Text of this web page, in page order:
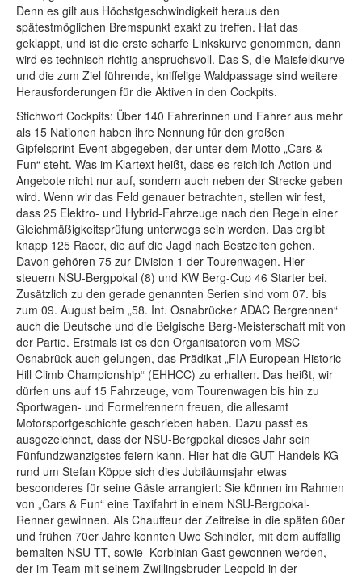
Denn es gilt aus Höchstgeschwindigkeit heraus den
spätestmöglichen Bremspunkt exakt zu treffen. Hat das
geklappt, und ist die erste scharfe Linkskurve genommen, dann
wird es technisch richtig anspruchsvoll. Das S, die Maisfeldkurve
und die zum Ziel führende, kniffelige Waldpassage sind weitere
Herausforderungen für die Aktiven in den Cockpits.
Stichwort Cockpits: Über 140 Fahrerinnen und Fahrer aus mehr
als 15 Nationen haben ihre Nennung für den großen
Gipfelsprint-Event abgegeben, der unter dem Motto „Cars &
Fun“ steht. Was im Klartext heißt, dass es reichlich Action und
Angebote nicht nur auf, sondern auch neben der Strecke geben
wird. Wenn wir das Feld genauer betrachten, stellen wir fest,
dass 25 Elektro- und Hybrid-Fahrzeuge nach den Regeln einer
Gleichmäßigkeitsprüfung unterwegs sein werden. Das ergibt
knapp 125 Racer, die auf die Jagd nach Bestzeiten gehen.
Davon gehören 75 zur Division 1 der Tourenwagen. Hier
steuern NSU-Bergpokal (8) und KW Berg-Cup 46 Starter bei.
Zusätzlich zu den gerade genannten Serien sind vom 07. bis
zum 09. August beim „58. Int. Osnabrücker ADAC Bergrennen“
auch die Deutsche und die Belgische Berg-Meisterschaft mit von
der Partie. Erstmals ist es den Organisatoren vom MSC
Osnabrück auch gelungen, das Prädikat „FIA European Historic
Hill Climb Championship“ (EHHCC) zu erhalten. Das heißt, wir
dürfen uns auf 15 Fahrzeuge, vom Tourenwagen bis hin zu
Sportwagen- und Formelrennern freuen, die allesamt
Motorsportgeschichte geschrieben haben. Dazu passt es
ausgezeichnet, dass der NSU-Bergpokal dieses Jahr sein
Fünfundzwanzigstes feiern kann. Hier hat die GUT Handels KG
rund um Stefan Köppe sich dies Jubiläumsjahr etwas
besoonderes für seine Gäste arrangiert: Sie können im Rahmen
von „Cars & Fun“ eine Taxifahrt in einem NSU-Bergpokal-
Renner gewinnen. Als Chauffeur der Zeitreise in die späten 60er
und frühen 70er Jahre konnten Uwe Schindler, mit dem auffällig
bemalten NSU TT, sowie Korbinian Gast gewonnen werden,
der im Team mit seinem Zwillingsbruder Leopold in der